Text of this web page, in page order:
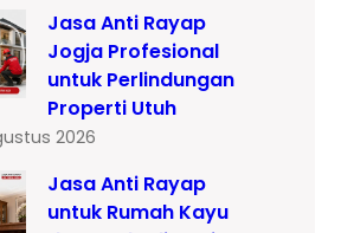
Jasa Anti Rayap
Jogja Profesional
untuk Perlindungan
Properti Utuh
2026
Jasa Anti Rayap
untuk Rumah Kayu